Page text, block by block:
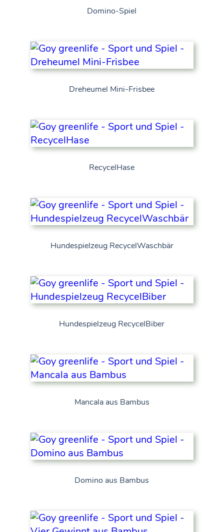
Domino-Spiel
Dreheumel Mini-Frisbee
RecycelHase
Hundespielzeug RecycelWaschbär
Hundespielzeug RecycelBiber
Mancala aus Bambus
Domino aus Bambus